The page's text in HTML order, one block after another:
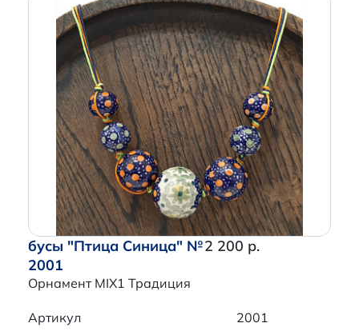
бусы "Птица Синица" №
2001
Орнамент MIX1 Традиция
2 200 р.
Артикул
2001